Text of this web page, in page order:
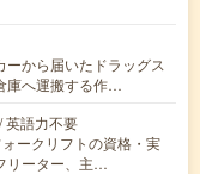
から届いたドラッグス
庫へ運搬する作…
英語力不要
ークリフトの資格・実
リーター、主…